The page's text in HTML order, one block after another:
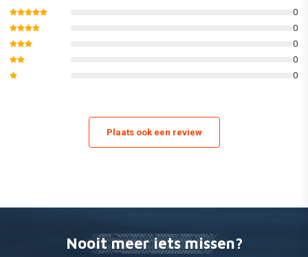
* De standaard MX Replica Plastic-kit van Polisport omvat een
voorspatbord, een achterspatbord, kentekenplaat, vorkbeschermers,
(Dit kan variëren van model tot model. Zie de afbeeldingen van de
0
0
0
0
0
Plaats ook een review
Nooit meer iets missen?